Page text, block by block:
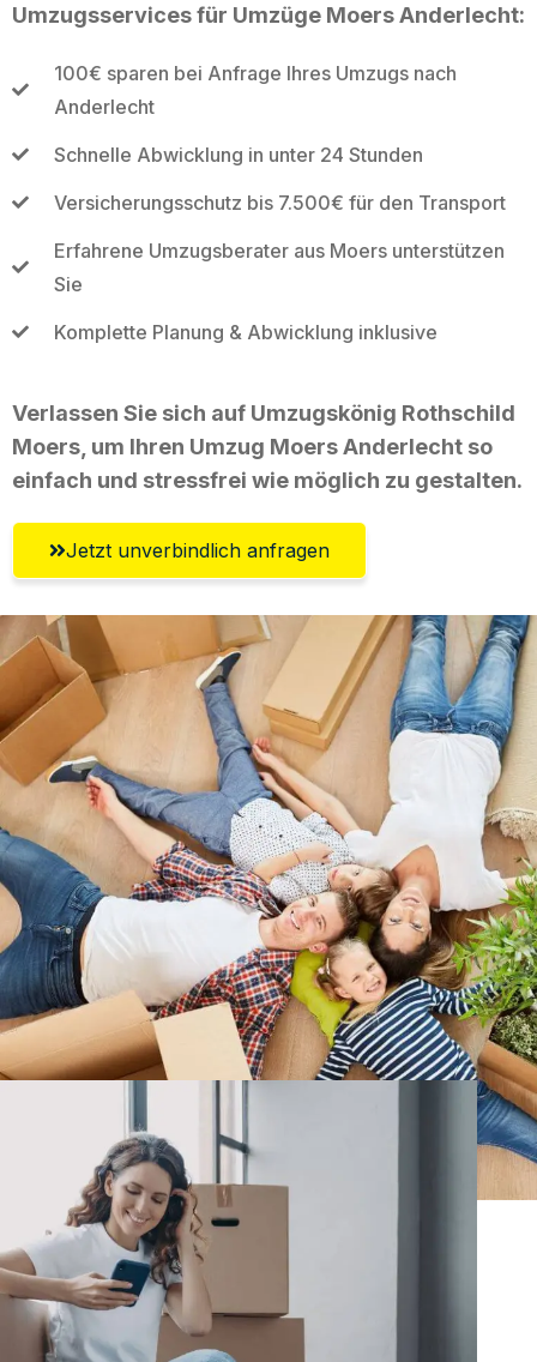
Umzugsservices für Umzüge Moers Anderlecht:
100€ sparen bei Anfrage Ihres Umzugs nach
Anderlecht
Schnelle Abwicklung in unter 24 Stunden
Versicherungsschutz bis 7.500€ für den Transport
Erfahrene Umzugsberater aus Moers unterstützen
Sie
Komplette Planung & Abwicklung inklusive
Verlassen Sie sich auf Umzugskönig Rothschild
Moers, um Ihren Umzug Moers Anderlecht so
einfach und stressfrei wie möglich zu gestalten.
Jetzt unverbindlich anfragen